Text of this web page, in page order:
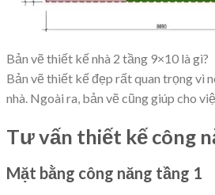
Bản vẽ thiết kế nhà 2 tầng 9×10 là gì?
Bản vẽ thiết kế đẹp rất quan trọng vì
nhà. Ngoài ra, bản vẽ cũng giúp cho
Tư vấn thiết kế công
Mặt bằng công năng tầng 1